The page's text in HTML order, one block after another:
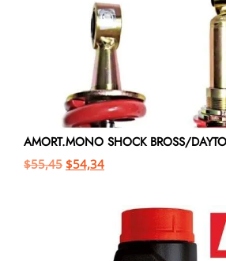
AMORT.MONO SHOCK BROSS/
$55,45 $54,34